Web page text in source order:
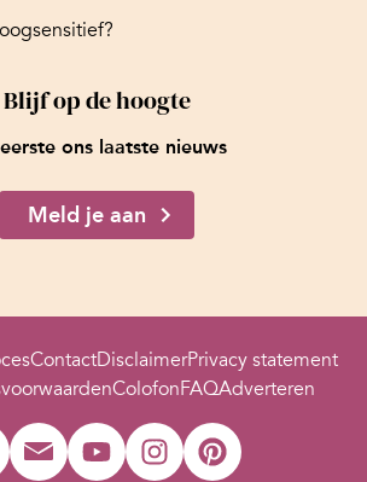
Blijf op de hoogte
ons laatste nieuws
Meld je aan
ContactDisclaimerPrivacy statement
ColofonFAQAdverteren